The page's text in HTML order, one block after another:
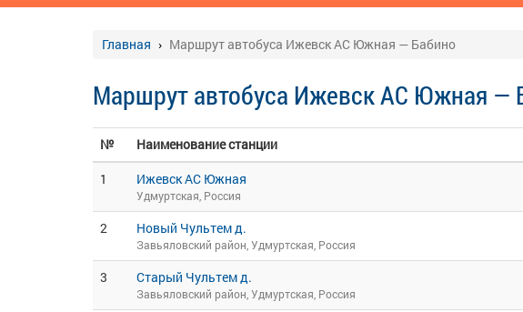
Главная Маршрут автобуса Ижевск АС Южная — Бабино
Маршрут автобуса Ижевск АС Южная —
№ Наименование станции
1
Ижевск АС Южная
Удмуртская, Россия
2 Новый Чультем д.
Завьяловский район, Удмуртская, Россия
3 Старый Чультем д.
Завьяловский район, Удмуртская, Россия